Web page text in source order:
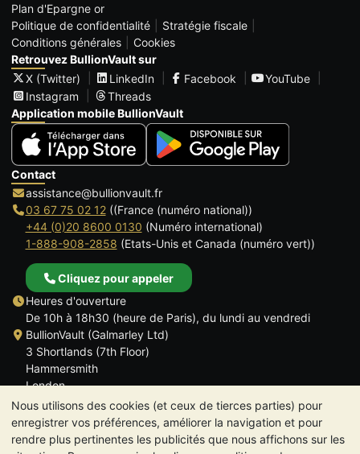
Nous utilisons des cookies (et ceux de tierces parties) pour
enregistrer vos préférences, améliorer la navigation et pour
rendre plus pertinentes les publicités que nous affichons sur les
Plan d'Epargne or
Politique de confidentialité
Stratégie fiscale
Conditions générales
Cookies
Retrouvez BullionVault sur
X (Twitter)
LinkedIn Facebook
YouTube
Instagram
Threads
Application mobile BullionVault
Contact
assistance@bullionvault.fr
03 67 75 02 12((France (numéro national))
+44 (0)20 8600 0130 (Numéro international)
1-888-908-2858 (Etats-Unis et Canada (numéro vert))
Cliquez pour appeler
Heures d'ouverture
De 10h à 18h30 (heure de Paris), du lundi au vendredi
BullionVault (Galmarley Ltd)
3 Shortlands (7th Floor)
Hammersmith
London
W6 8DA
ROYAUME UNI